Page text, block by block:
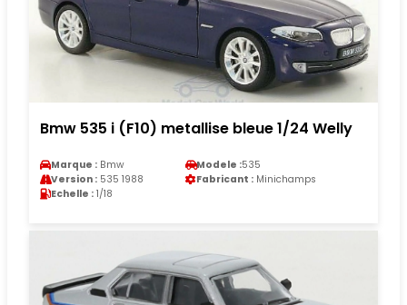
Bmw 535 i (F10) metallise bleue 1/24 Welly
Marque : Bmw Modele :535
Version : 535 1988 Fabricant : Minichamps
Echelle : 1/18